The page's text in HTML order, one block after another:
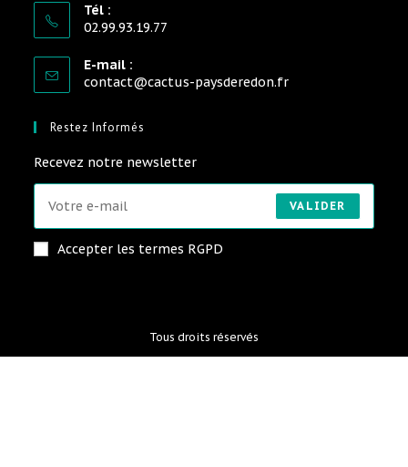
Tél :
02.99.93.19.77
E-mail :
contact@cactus-paysderedon.fr
Restez Informés
Recevez notre newsletter
VALIDER
Accepter les termes RGPD
Tous droits réservés